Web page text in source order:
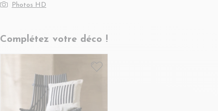
Photos HD
Complétez votre déco !